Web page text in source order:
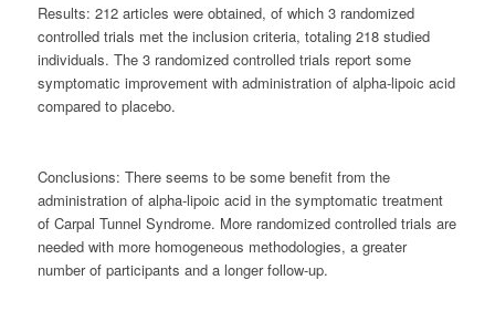
Results: 212 articles were obtained, of which 3 randomized
controlled trials met the inclusion criteria, totaling 218 studied
individuals. The 3 randomized controlled trials report some
symptomatic improvement with administration of alpha-lipoic acid
compared to placebo.
Conclusions: There seems to be some benefit from the
administration of alpha-lipoic acid in the symptomatic treatment
of Carpal Tunnel Syndrome. More randomized controlled trials are
needed with more homogeneous methodologies, a greater
number of participants and a longer follow-up.